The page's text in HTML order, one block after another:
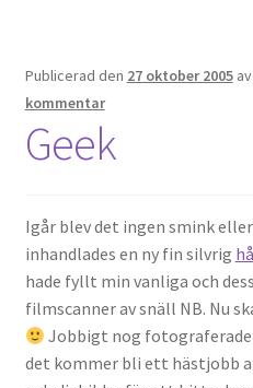
Publicerad den 27 oktober 2005 av
kommentar
Geek
Igår blev det ingen smink
inhandlades en ny fin silvrig
hade fyllt min vanliga och
filmscanner av snäll NB. Nu
Jobbigt nog
det kommer bli ett hästjobb